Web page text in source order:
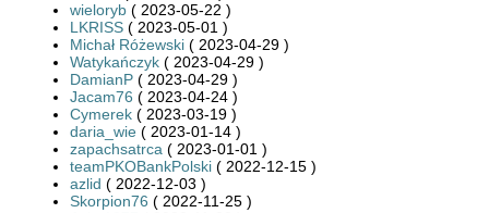
wieloryb ( 2023-05-22 )
LKRISS ( 2023-05-01 )
Michał Różewski ( 2023-04-29 )
Watykańczyk ( 2023-04-29 )
DamianP ( 2023-04-29 )
Jacam76 ( 2023-04-24 )
Cymerek ( 2023-03-19 )
daria_wie ( 2023-01-14 )
zapachsatrca ( 2023-01-01 )
teamPKOBankPolski ( 2022-12-15 )
azlid ( 2022-12-03 )
Skorpion76 ( 2022-11-25 )